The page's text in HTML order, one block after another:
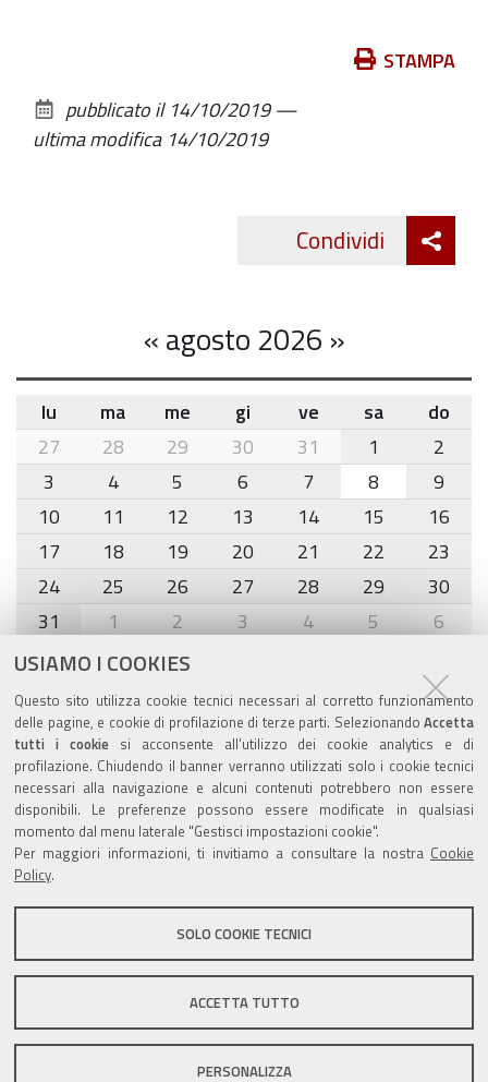
USIAMO I COOKIES
Questo sito utilizza cookie tecnici necessari al corretto funzionamento
delle pagine, e cookie di profilazione di terze parti. Selezionando Accetta
tutti i cookiesi acconsente all’utilizzo dei cookie analytics e di
profilazione. Chiudendo il banner verranno utilizzati solo i cookie tecnici
necessari alla navigazione e alcuni contenuti potrebbero non essere
disponibili. Le preferenze possono essere modificate in qualsiasi
momento dal menu laterale "Gestisci impostazioni cookie".
Per maggiori informazioni, ti invitiamo a consultare la nostra Cookie
Policy.
SOLO COOKIE TECNICI
ACCETTA TUTTO
PERSONALIZZA
documento
STAMPA
pubblicato il 14/10/2019—
ultima modifica 14/10/2019
Condividi
«agosto 2026 »
month-
8
lu ma me gi ve sa
do
27
28 29 30 31 1
2
3
4 5 6 7 8
9
10
11 12 13 14 15
16
17
18 19 20 21 22
23
24
25 26 27 28 29
30
31
1 2 3 4 5 6
Agenda eventi
torna alla sezione
Valuta questo sito
Sito istituzionale Comune di Zola Predosa